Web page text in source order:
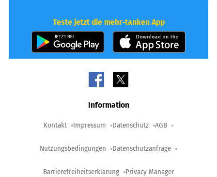
Teste jetzt die mehr-tanken App
Information
Kontakt Impressum Datenschutz AGB
Nutzungsbedingungen Datenschutzanfrage
Barrierefreiheitserklärung Privacy Manager